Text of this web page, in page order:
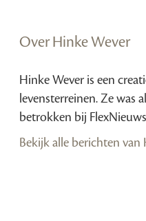
Over Hinke Wever
Hinke Wever is een
levensterreinen. Ze was
betrokken bij
Bekijk alle berichten van